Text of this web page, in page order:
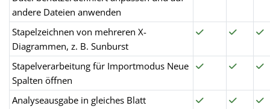
andere Dateien anwenden
Stapelzeichnen von mehreren X-
Diagrammen, z. B. Sunburst
Stapelverarbeitung für Importmodus Neue
Spalten öffnen
Analyseausgabe in gleiches Blatt